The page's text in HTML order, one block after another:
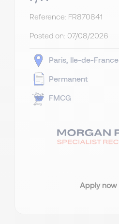
Reference: FR870841
Posted on: 07/08/2026
Paris Ile-de-France
Permanent
FMCG
Apply now